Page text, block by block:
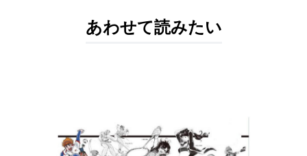
あわせて読みたい